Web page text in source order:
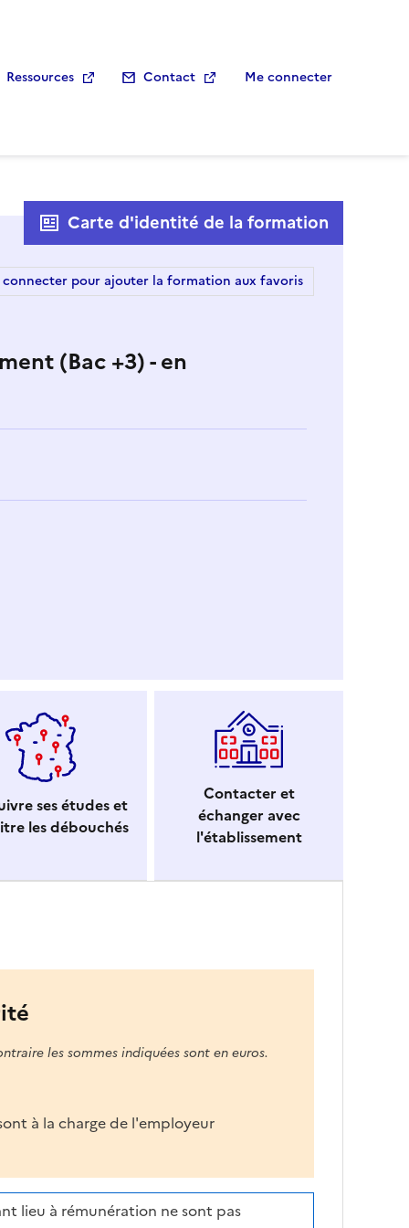
Ressources Contact Me connecter
(Bac +3) - en
Carte d'identité de la formation
connecter pour ajouter la formation aux favoris
ses études et
les débouchés
Contacter et
échanger avec
l'établissement
les sommes indiquées sont en euros.
à la charge de l'employeur
lieu à rémunération ne sont pas